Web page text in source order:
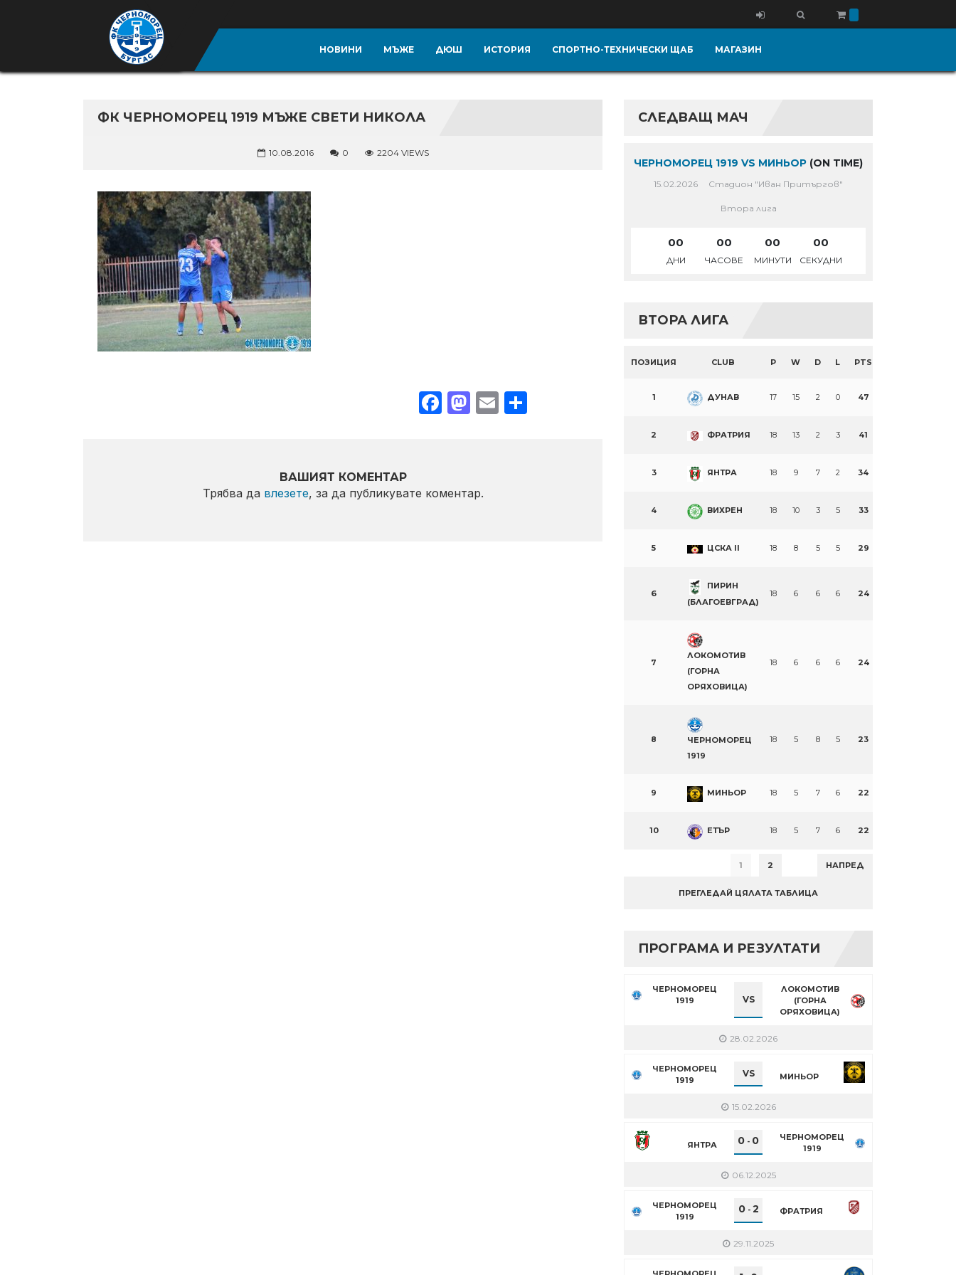
НОВИНИ МЪЖЕ ДЮШ ИСТОРИЯ СПОРТНО-ТЕХНИЧЕСКИ ЩАБ МАГАЗИН
ФК ЧЕРНОМОРЕЦ 1919 МЪЖЕ СВЕТИ НИКОЛА
10.08.2016 0 2204 VIEWS
Facebook
Mastodon
EmailShare
ВАШИЯТ КОМЕНТАР
Трябва да влезете, за да публикувате коментар.
СЛЕДВАЩ МАЧ
ЧЕРНОМОРЕЦ 1919 VS МИНЬОР (ON TIME)
15.02.2026 Стадион "Иван Притъргов"
Втора лига
00
ДНИ
00
ЧАСОВЕ
00
МИНУТИ
00
СЕКУДНИ
ВТОРА ЛИГА
ПОЗИЦИЯ CLUB P W D L PTS
1 ДУНАВ 17 15 2 0 47
2 ФРАТРИЯ 18 13 2 3 41
3 ЯНТРА 18 9 7 2 34
4 ВИХРЕН 18 10 3 5 33
5 ЦСКА II 18 8 5 5 29
6
ПИРИН
(БЛАГОЕВГРАД)
18 6 6 6 24
7
ЛОКОМОТИВ
(ГОРНА
ОРЯХОВИЦА)
18 6 6 6 24
8
ЧЕРНОМОРЕЦ
1919
18 5 8 5 23
9 МИНЬОР 18 5 7 6 22
10 ЕТЪР 18 5 7 6 22
1 2 НАПРЕД
ПРЕГЛЕДАЙ ЦЯЛАТА ТАБЛИЦА
ПРОГРАМА И РЕЗУЛТАТИ
ЧЕРНОМОРЕЦ
1919
VS
ЛОКОМОТИВ
(ГОРНА
ОРЯХОВИЦА)
28.02.2026
ЧЕРНОМОРЕЦ
1919
VS МИНЬОР
15.02.2026
ЯНТРА 0 - 0
ЧЕРНОМОРЕЦ
1919
06.12.2025
ЧЕРНОМОРЕЦ
1919
0- 2 ФРАТРИЯ
29.11.2025